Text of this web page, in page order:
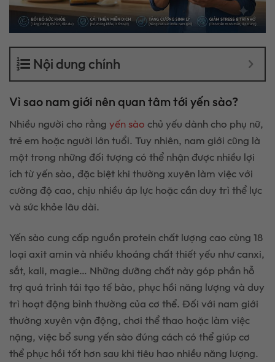
Nội dung chính
Vì sao nam giới nên quan tâm tới yến sào?
Nhiều người cho rằng yến sào chủ yếu dành cho phụ nữ,
trẻ em hoặc người lớn tuổi. Tuy nhiên, nam giới cũng là
một trong những đối tượng có thể nhận được nhiều lợi
ích từ yến sào, đặc biệt khi thường xuyên làm việc với
cường độ cao, chịu nhiều áp lực hoặc cần duy trì thể lực
và sức khỏe lâu dài.
Yến sào cung cấp nguồn protein chất lượng cao cùng 18
loại axit amin và nhiều khoáng chất thiết yếu như canxi,
sắt, kali, magie… Những dưỡng chất này góp phần hỗ
trợ quá trình tái tạo tế bào, phục hồi năng lượng và duy
trì hoạt động bình thường của cơ thể. Đối với nam giới
thường xuyên vận động, chơi thể thao hoặc làm việc
nặng, việc bổ sung yến sào đúng cách có thể giúp cơ
thể phục hồi tốt hơn sau khi tiêu hao nhiều năng lượng.